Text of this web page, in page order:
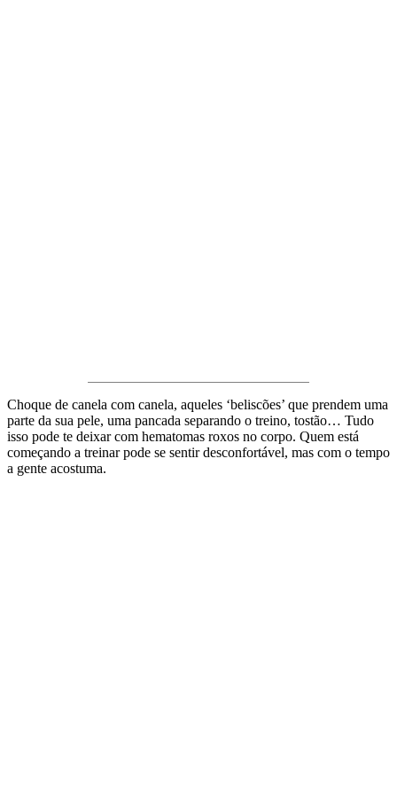
Choque de canela com canela, aqueles ‘beliscões’ que prendem uma
parte da sua pele, uma pancada separando o treino, tostão… Tudo
isso pode te deixar com hematomas roxos no corpo. Quem está
começando a treinar pode se sentir desconfortável, mas com o tempo
a gente acostuma.